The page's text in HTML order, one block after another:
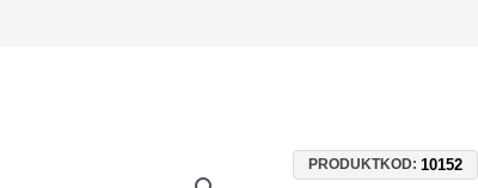
PRODUKTKOD:10152
Komplett